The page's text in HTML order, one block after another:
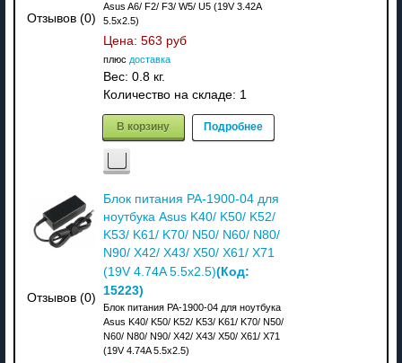
Отзывов (0)
Asus A6/ F2/ F3/ W5/ U5 (19V 3.42A
5.5x2.5)
Цена: 563 руб
плюс доставка
Вес: 0.8 кг.
Количество на складе: 1
В корзину Подробнее
Отзывов (0)
Блок питания PA-1900-04 для
ноутбука Asus K40/ K50/ K52/
K53/ K61/ K70/ N50/ N60/ N80/
N90/ X42/ X43/ X50/ X61/ X71
(19V 4.74A 5.5x2.5)(Код:
15223)
Блок питания PA-1900-04 для ноутбука
Asus K40/ K50/ K52/ K53/ K61/ K70/ N50/
N60/ N80/ N90/ X42/ X43/ X50/ X61/ X71
(19V 4.74A 5.5x2.5)